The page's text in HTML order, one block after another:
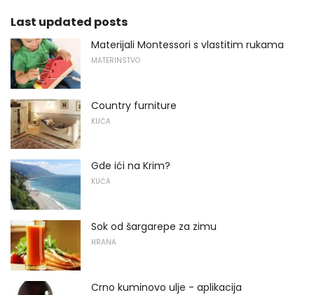
Last updated posts
Materijali Montessori s vlastitim rukama
MATERINSTVO
Country furniture
KUĆA
Gde ići na Krim?
KUĆA
Sok od šargarepe za zimu
HRANA
Crno kuminovo ulje - aplikacija